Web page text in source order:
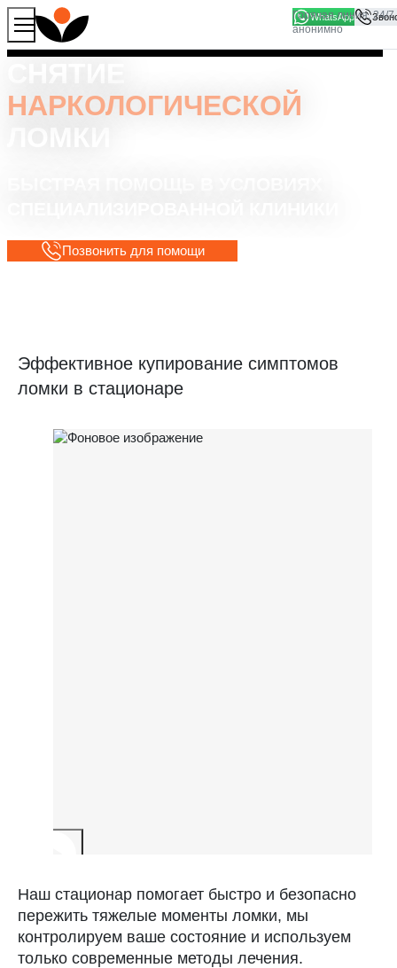
WhatsApp
НАРКОЛОГИЧЕСКОЙ
Позвонить для помощи
Эффективное купирование симптомов
ломки в стационаре
Наш стационар помогает быстро и безопасно
пережить тяжелые моменты ломки, мы
контролируем ваше состояние и используем
только современные методы лечения.
Продолжая работу с сайтом, вы соглашаетесь на то, что
мы используем файлы
Хорошо